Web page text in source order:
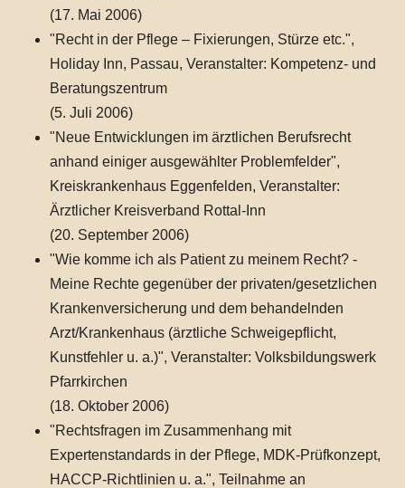
(17. Mai 2006)
"Recht in der Pflege – Fixierungen, Stürze etc.",
Holiday Inn, Passau, Veranstalter: Kompetenz- und
Beratungszentrum
(5. Juli 2006)
"Neue Entwicklungen im ärztlichen Berufsrecht
anhand einiger ausgewählter Problemfelder",
Kreiskrankenhaus Eggenfelden, Veranstalter:
Ärztlicher Kreisverband Rottal-Inn
(20. September 2006)
"Wie komme ich als Patient zu meinem Recht? -
Meine Rechte gegenüber der privaten/gesetzlichen
Krankenversicherung und dem behandelnden
Arzt/Krankenhaus (ärztliche Schweigepflicht,
Kunstfehler u. a.)", Veranstalter: Volksbildungswerk
Pfarrkirchen
(18. Oktober 2006)
"Rechtsfragen im Zusammenhang mit
Expertenstandards in der Pflege, MDK-Prüfkonzept,
HACCP-Richtlinien u. a.", Teilnahme an